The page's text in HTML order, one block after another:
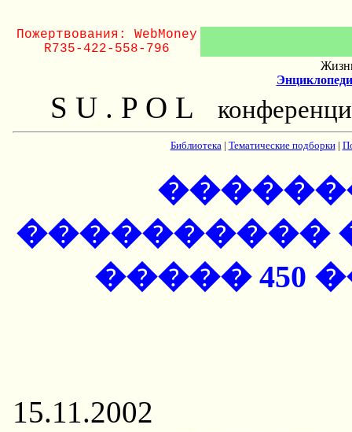
Пожертвования: WebMoney
R735-422-558-796
S U . P O L
Библиотека| Тематические подборки|
����������
����� 450
15.11.2002